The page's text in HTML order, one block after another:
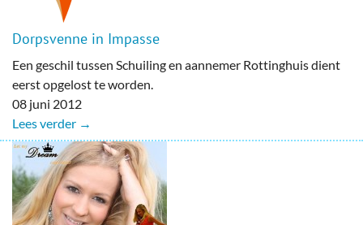
Dorpsvenne in Impasse
Een geschil tussen Schuiling en aannemer Rottinghuis dient
eerst opgelost te worden.
08 juni 2012
Lees verder →